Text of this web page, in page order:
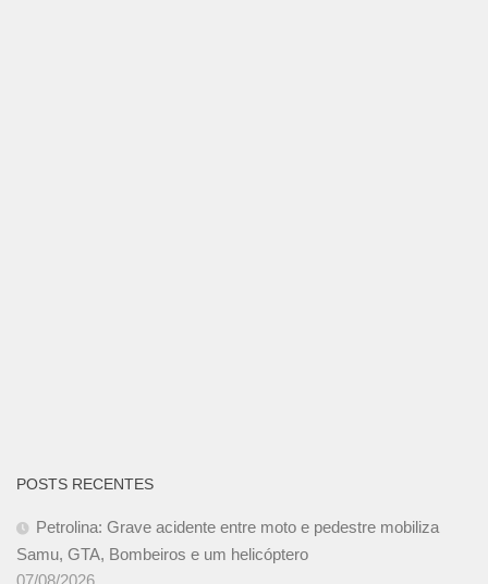
POSTS RECENTES
Petrolina: Grave acidente entre moto e pedestre mobiliza
Samu, GTA, Bombeiros e um helicóptero
07/08/2026